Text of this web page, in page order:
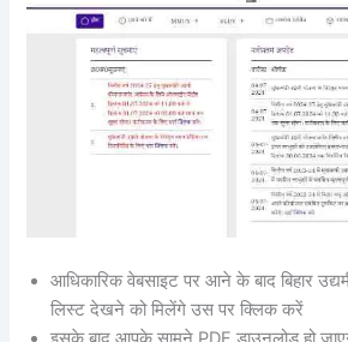
आधिकारिक वेबसाइट पर आने के बाद बिहार
लिस्ट देखने को मिलेंगे उस पर क्लिक करें